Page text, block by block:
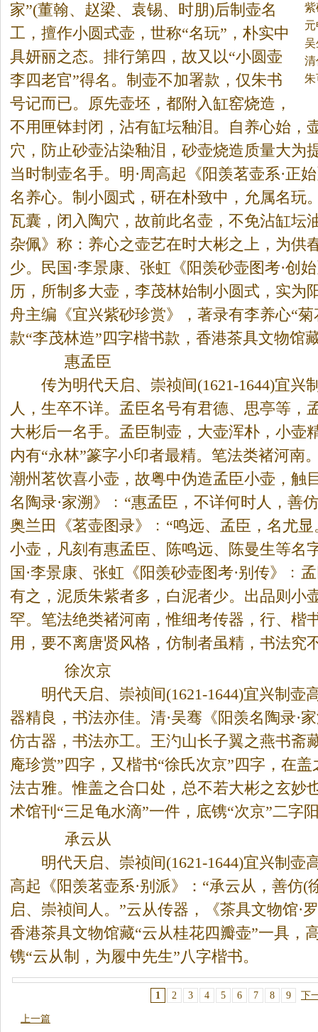
家”(董翰、赵梁、袁锡、时朋)后制壶名
工，擅作小圆式壶，世称“名玩”，朴实中
具妍丽之态。排行第四，故又以“小圆壶
李四老官”得名。制壶不加署款，仅朱书
号记而已。原先壶坯，都附入缸窑烧造，
不用匣钵封闭，沾有缸坛釉泪。自养心始，
穴，防止砂壶沾染釉泪，砂壶烧造质量大为
当时制壶名手。明·周高起《阳羡茗壶系·正
名养心。制小圆式，研在朴致中，允属名玩
瓦囊，闭入陶穴，故前此名壶，不免沾缸坛
杂佩》称：养心之壶艺在时大彬之上，为供
少。民国·李景康、张虹《阳羡砂壶图考·创
历，所制多大壶，李茂林始制小圆式，实为
舟主编《宜兴紫砂珍赏》，著录有李养心“
款“李茂林造”四字楷书款，香港茶具文物馆
惠孟臣
传为明代天启、崇祯间(1621-1644)宜兴
人，生卒不详。孟臣名号有君德、思亭等，
大彬后一名手。孟臣制壶，大壶浑朴，小壶
内有“永林”篆字小印者最精。笔法类褚河南
潮州茗饮喜小壶，故粤中伪造孟臣小壶，触
名陶录·家溯》﹕“惠孟臣，不详何时人，善
奥兰田《茗壶图录》﹕“鸣远、孟臣，名尤
小壶，凡刻有惠孟臣、陈鸣远、陈曼生等名
国·李景康、张虹《阳羡砂壶图考·别传》﹕
有之，泥质朱紫者多，白泥者少。出品则小
罕。笔法绝类褚河南，惟细考传器，行、楷
用，要不离唐贤风格，仿制者虽精，书法究
徐次京
明代天启、崇祯间(1621-1644)宜兴制壶
器精良，书法亦佳。清·吴骞《阳羡名陶录·
仿古器，书法亦工。王汋山长子翼之燕书斋
庵珍赏”四字，又楷书“徐氏次京”四字，在
法古雅。惟盖之合口处，总不若大彬之玄妙
术馆刊“三足龟水滴”一件，底镌“次京”二字
承云从
明代天启、崇祯间(1621-1644)宜兴制壶
高起《阳羡茗壶系·别派》：“承云从，善仿(
启、崇祯间人。”云从传器，《茶具文物馆·
香港茶具文物馆藏“云从桂花四瓣壶”一具，
镌“云从制，为履中先生”八字楷书。
1 2 3 4 5 6 7 8 9 下
上一篇